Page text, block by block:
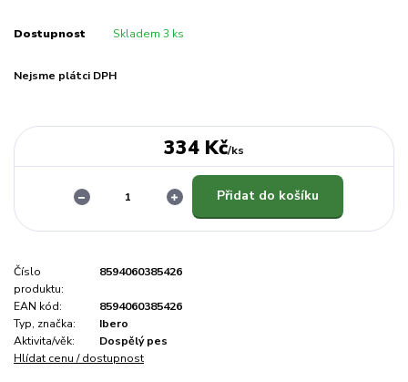
Dostupnost Skladem 3 ks
Nejsme plátci DPH
334 Kč/ks
Přidat do košíku
Číslo
produktu:
8594060385426
EAN kód:
8594060385426
Typ, značka:
Ibero
Aktivita/věk:
Dospělý pes
Hlídat cenu / dostupnost